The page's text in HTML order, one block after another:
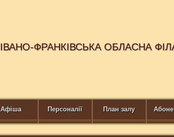
ІВАНО-ФРАНКІВСЬКА ОБЛАСНА
Афіша Персоналії План залу